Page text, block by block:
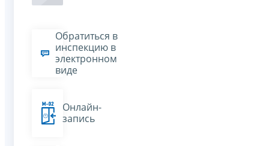
Обратиться в
инспекцию в
электронном
виде
Онлайн-
запись